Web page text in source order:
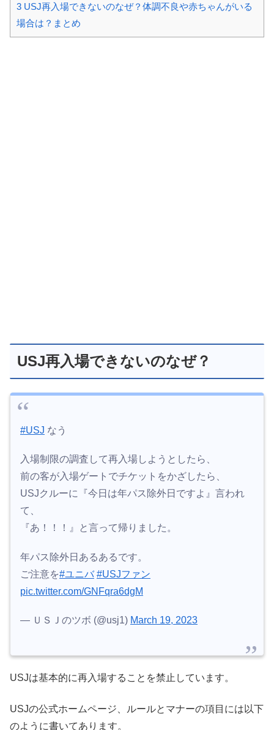
3 USJ再入場できないのなぜ？体調不良や赤ちゃんがいる
場合は？まとめ
USJ再入場できないのなぜ？
#USJ なう
入場制限の調査して再入場しようとしたら、
前の客が入場ゲートでチケットをかざしたら、
USJクルーに『今日は年パス除外日ですよ』言われ
て、
『あ！！！』と言って帰りました。
年パス除外日あるあるです。
ご注意を#ユニバ #USJファン
pic.twitter.com/GNFqra6dgM
— ＵＳＪのツボ (@usj1) March 19, 2023
USJは基本的に再入場することを禁止しています。
USJの公式ホームページ、ルールとマナーの項目には以下
のように書いてあります。